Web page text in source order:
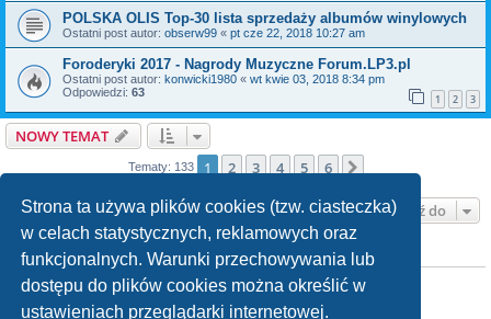
Strona ta używa plików cookies (tzw. ciasteczka)
w celach statystycznych, reklamowych oraz
funkcjonalnych. Warunki przechowywania lub
dostępu do plików cookies można określić w
ustawieniach przeglądarki internetowej.
POLSKA OLIS Top-30 lista sprzedaży albumów winylowych
Ostatni post autor: obserw99 « pt cze 22, 2018 10:27 am
Foroderyki 2017 - Nagrody Muzyczne Forum.LP3.pl
Ostatni post autor: konwicki1980 « wt kwie 03, 2018 8:34 pm
Odpowiedzi: 63 1 2 3
NOWY TEMAT
Tematy: 133 1 2 3 4 5 6 Następna
Przejdź do
TWOJE UPRAWNIENIA NA TYM FORUM
Nie możesz
tworzyć nowych tematów
Nie możeszodpowiadać w tematach
Nie możeszzmieniać swoich postów